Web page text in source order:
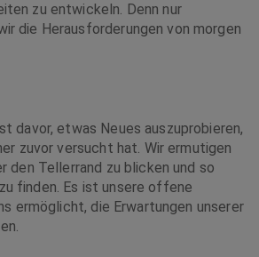
zu entwickeln. Denn nur
die Herausforderungen von morgen
davor, etwas Neues auszuprobieren,
zuvor versucht hat. Wir ermutigen
den Tellerrand zu blicken und so
finden. Es ist unsere offene
ermöglicht, die Erwartungen unserer